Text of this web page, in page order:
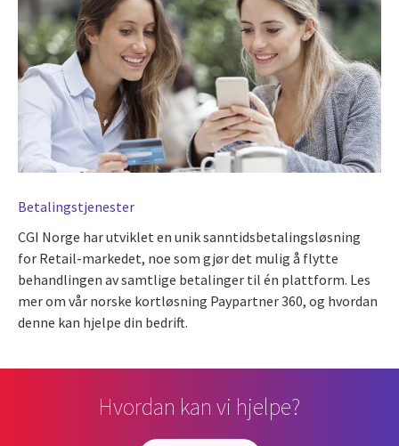
Betalingstjenester
CGI Norge har utviklet en unik sanntidsbetalingsløsning
for Retail-markedet, noe som gjør det mulig å flytte
behandlingen av samtlige betalinger til én plattform. Les
mer om vår norske kortløsning Paypartner 360, og hvordan
denne kan hjelpe din bedrift.
Hvordan kan vi hjelpe?